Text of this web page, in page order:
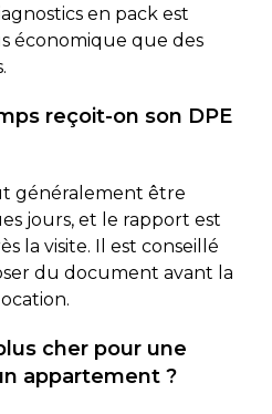
en pack est
économique que des
reçoit-on son DPE
généralement être
jours, et le rapport est
la visite. Il est conseillé
du document avant la
cher pour une
appartement ?